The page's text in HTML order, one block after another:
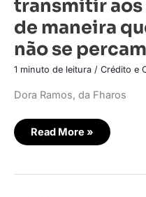
transmitir
de maneira
não se
1 minuto de leitura / Crédito e
Dora Ramos, da Fharos
colaboradores
de
maneira
que
as
informações
não
se
Read More »